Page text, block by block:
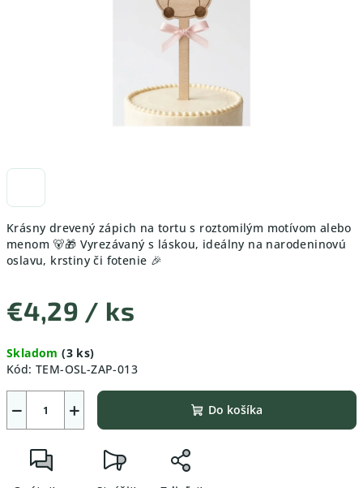
Krásny drevený zápich na tortu s roztomilým motívom alebo
menom 🐻🎁 Vyrezávaný s láskou, ideálny na narodeninovú
oslavu, krstiny či fotenie 🎉
€4,29 / ks
cena:
Skladom(3 ks)
Kód: TEM-OSL-ZAP-013
+
− Do košíka